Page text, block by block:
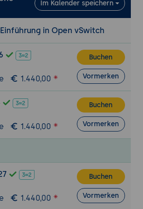
Bridges:Schritt-für-Schritt-
Erstellung und Konfiguration
Ports:
Techniken zur
und Konfiguration von Ports
einschließlich VLAN-Tagging
erweiterte Konfiguration
von OpenFlow:
Einführung in
konfigurieren:Anleitung
und Verwaltung von
Regeln zur Steuerung des
durch den Switch.
Im Kalender speichern
in Open vSwitch
1.440,00
Buchen
Vormerken
1.440,00
Buchen
Vormerken
1.440,00
Buchen
Vormerken